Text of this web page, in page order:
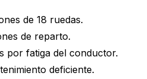
de 18 ruedas.
de reparto.
por fatiga del conductor.
deficiente.